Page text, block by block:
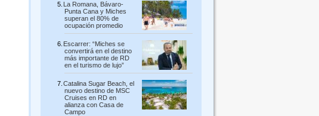
La Romana, Bávaro-
Punta Cana y Miches
superan el 80% de
ocupación promedio
Escarrer: “Miches se
convertirá en el destino
más importante de RD
en el turismo de lujo”
Catalina Sugar Beach, el
nuevo destino de MSC
Cruises en RD en
alianza con Casa de
Campo